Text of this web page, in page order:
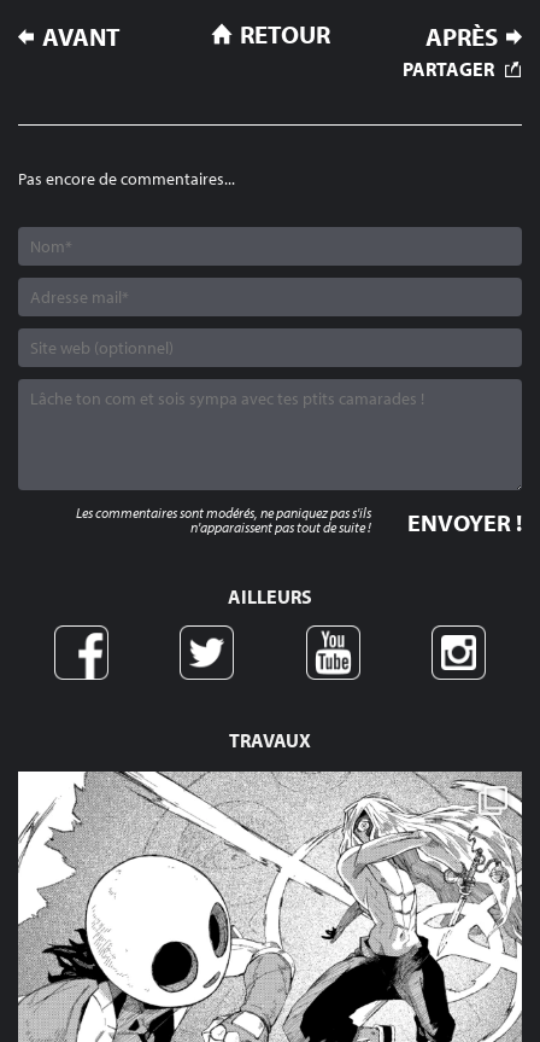
TRAVAUX
NAVIGATION
DE
AVANT APRÈS
RETOUR
PARTAGER
Pas encore de commentaires...
Les commentaires sont modérés, ne paniquez pas s'ils
n'apparaissent pas tout de suite !
AILLEURS